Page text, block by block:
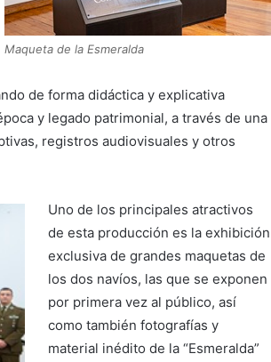
Maqueta de la Esmeralda
de forma didáctica y explicativa
y legado patrimonial, a través de una
registros audiovisuales y otros
Uno de los principales atractivos
de esta producción es la exhibición
exclusiva de grandes maquetas de
los dos navíos, las que se exponen
por primera vez al público, así
como también fotografías y
material inédito de la “Esmeralda”